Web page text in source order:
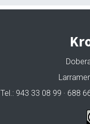
Tel.: 943 33 08 99 · 688